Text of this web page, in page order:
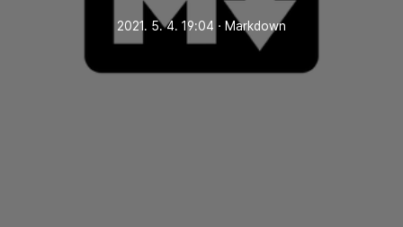
2021. 5. 4. 19:04 ㆍ Markdown